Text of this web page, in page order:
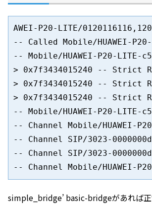
AWEI-P20-LITE/
-- Called Mobile/HUAWEI-P20-
-- Mobile/HUAWEI-P20-
> 0x7f3434015240 -- Strict
> 0x7f3434015240 -- Strict
> 0x7f3434015240 -- Strict
-- Mobile/HUAWEI-P20-LITE-
-- Channel Mobile/HUAWEI-
-- Channel SIP/3023-
-- Channel SIP/3023-
-- Channel Mobile/HUAWEI-
simple_bridge’ basic-bridgeがあれば